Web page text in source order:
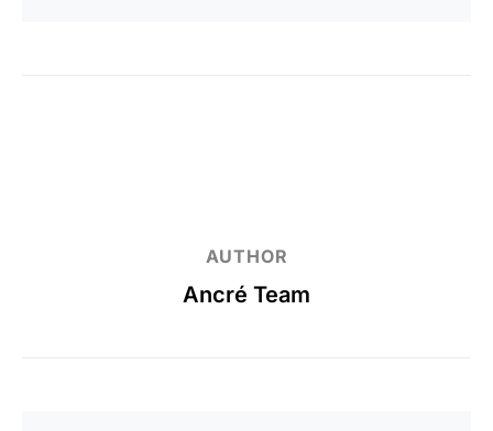
AUTHOR
Ancré Team